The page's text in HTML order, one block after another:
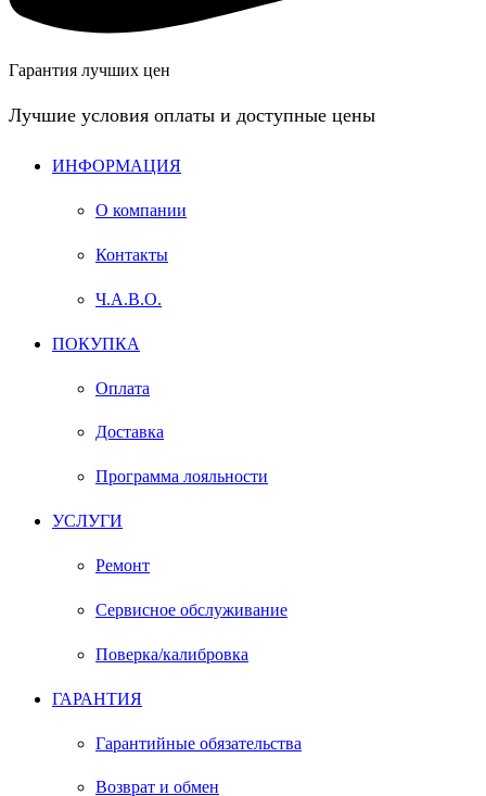
Гарантия лучших цен
Лучшие условия оплаты и доступные цены
ИНФОРМАЦИЯ
О компании
Контакты
Ч.А.В.О.
ПОКУПКА
Оплата
Доставка
Программа лояльности
УСЛУГИ
Ремонт
Сервисное обслуживание
Поверка/калибровка
ГАРАНТИЯ
Гарантийные обязательства
Возврат и обмен